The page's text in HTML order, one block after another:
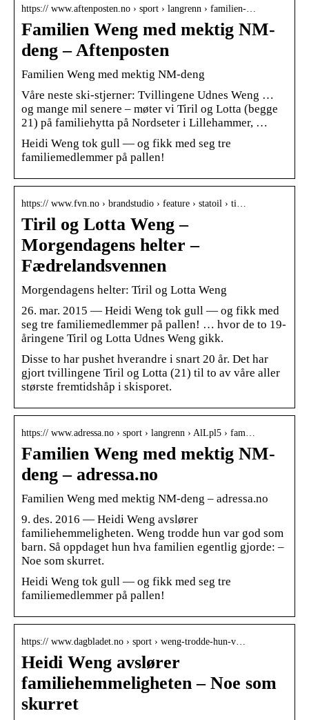
https:// www.aftenposten.no › sport › langrenn › familien-…
Familien Weng med mektig NM-
deng – Aftenposten
Familien Weng med mektig NM-deng
Våre neste ski-stjerner: Tvillingene Udnes Weng …
og mange mil senere – møter vi Tiril og Lotta (begge
21) på familiehytta på Nordseter i Lillehammer, …
Heidi Weng tok gull — og fikk med seg tre
familiemedlemmer på pallen!
https:// www.fvn.no › brandstudio › feature › statoil › ti…
Tiril og Lotta Weng –
Morgendagens helter –
Fædrelandsvennen
Morgendagens helter: Tiril og Lotta Weng
26. mar. 2015 — Heidi Weng tok gull — og fikk med
seg tre familiemedlemmer på pallen! … hvor de to 19-
åringene Tiril og Lotta Udnes Weng gikk.
Disse to har pushet hverandre i snart 20 år. Det har
gjort tvillingene Tiril og Lotta (21) til to av våre aller
største fremtidshåp i skisporet.
https:// www.adressa.no › sport › langrenn › AlLpl5 › fam…
Familien Weng med mektig NM-
deng – adressa.no
Familien Weng med mektig NM-deng – adressa.no
9. des. 2016 — Heidi Weng avslører
familiehemmeligheten. Weng trodde hun var god som
barn. Så oppdaget hun hva familien egentlig gjorde: –
Noe som skurret.
Heidi Weng tok gull — og fikk med seg tre
familiemedlemmer på pallen!
https:// www.dagbladet.no › sport › weng-trodde-hun-v…
Heidi Weng avslører
familiehemmeligheten – Noe som
skurret